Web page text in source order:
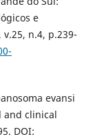
e
n.4, p.239-
evansi
and clinical
DOI: